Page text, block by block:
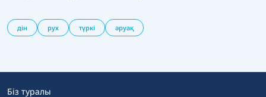
дін рух түркі әруақ
Біз туралы